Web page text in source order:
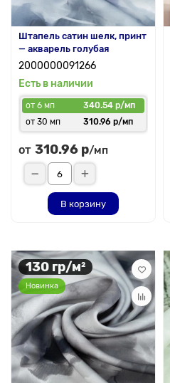
Штапель сатин шелк, принт
— акварель голубая
2000000091266
Есть в наличии
от 6 мп
340.54 р/мп
от 30 мп
310.96 р/мп
от 310.96 р/мп
В корзину
130 гр/м²
Новинка